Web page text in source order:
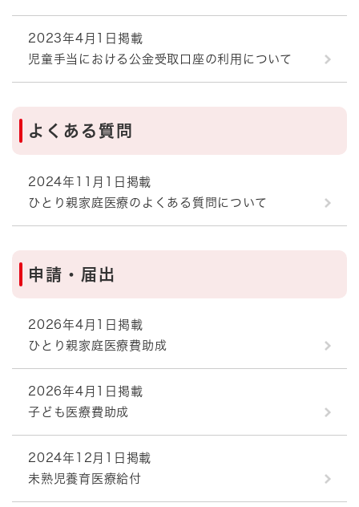
2023年4月1日掲載
児童手当における公金受取口座の利用について
よくある質問
2024年11月1日掲載
ひとり親家庭医療のよくある質問について
申請・届出
2026年4月1日掲載
ひとり親家庭医療費助成
2026年4月1日掲載
子ども医療費助成
2024年12月1日掲載
未熟児養育医療給付